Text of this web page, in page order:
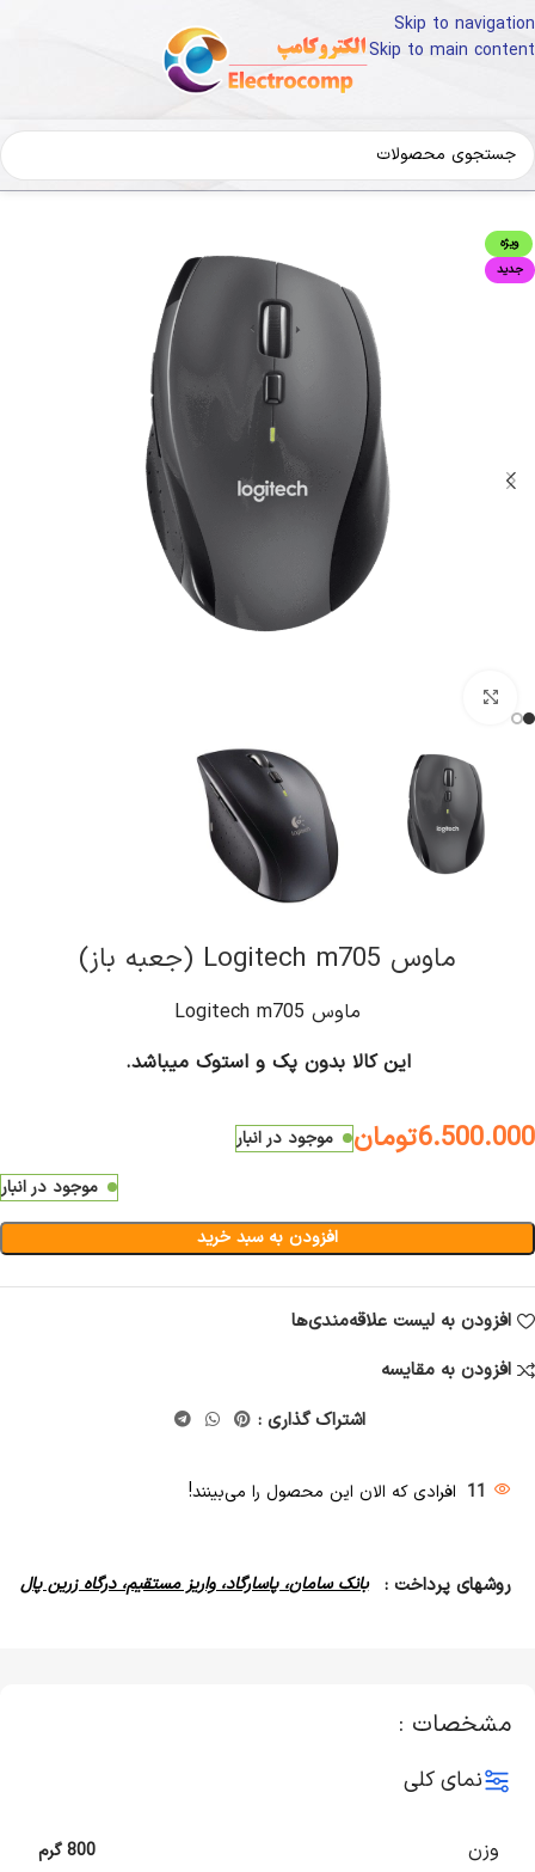
Skip to navigation
Skip to main content
خانه کالای دیجیتال لوازم جانبی کامپیوتر ماوس
ویژه
جدید
ماوس Logitech m705 (جعبه باز)
ماوس Logitech m705
این کالا بدون پک و استوک میباشد.
6.500.000تومان
موجود در انبار
موجود در انبار
افزودن به سبد خرید
افزودن به لیست علاقه‌مندی‌ها
افزودن به مقایسه
اشتراک گذاری :
11 افرادی که الان این محصول را می‌بینند!
روشهای پرداخت : بانک سامان، پاسارگاد، واریز مستقیم، درگاه زرین پال
مشخصات :
نمای کلی
وزن 800 گرم